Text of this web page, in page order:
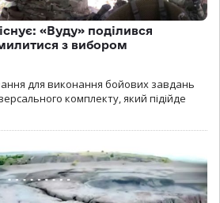
«Вуду» поділився
з вибором
для виконання бойових завдань
комплекту, який підійде